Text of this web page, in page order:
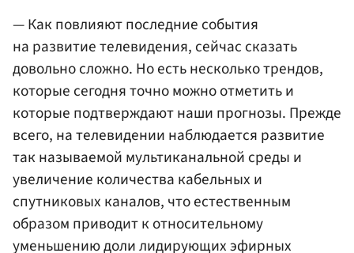
— Как повлияют последние события
на развитие телевидения, сейчас сказать
довольно сложно. Но есть несколько трендов,
которые сегодня точно можно отметить и
которые подтверждают наши прогнозы. Прежде
всего, на телевидении наблюдается развитие
так называемой мультиканальной среды и
увеличение количества кабельных и
спутниковых каналов, что естественным
образом приводит к относительному
уменьшению доли лидирующих эфирных